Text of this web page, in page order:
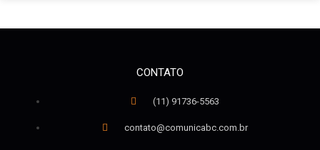
CONTATO
(11) 91736-5563
contato@comunicabc.com.br